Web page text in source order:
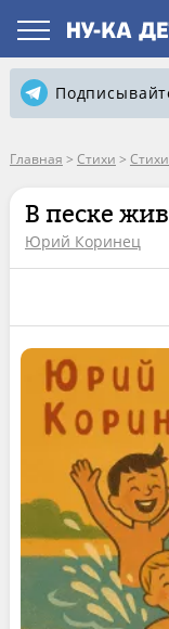
Главная > Стихи >
В песке
Юрий Коринец